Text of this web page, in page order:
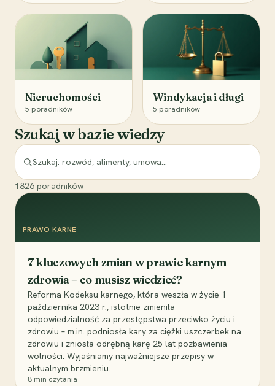
Nieruchomości
5 poradników
Windykacja i długi
5 poradników
Szukaj w bazie wiedzy
1826 poradników
PRAWO KARNE
7 kluczowych zmian w prawie karnym
zdrowia – co musisz wiedzieć?
Reforma Kodeksu karnego, która weszła w życie 1
października 2023 r., istotnie zmieniła
odpowiedzialność za przestępstwa przeciwko życiu i
zdrowiu – m.in. podniosła kary za ciężki uszczerbek na
zdrowiu i zniosła odrębną karę 25 lat pozbawienia
wolności. Wyjaśniamy najważniejsze przepisy w
aktualnym brzmieniu.
8 min czytania